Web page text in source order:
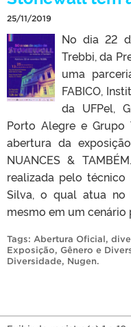
25/11/2019
No dia 22
Trebbi, da
uma
FABICO,
da UFPel,
Porto Alegre e Grupo
abertura da
NUANCES &
realizada pelo
Silva, o qual atua no
mesmo em um
Tags: Abertura Oficial,
Exposição, Gênero e
Diversidade, Nugen.